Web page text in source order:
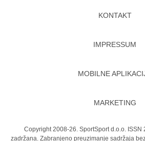
KONTAKT
IMPRESSUM
MOBILNE
MARKETING
Copyright 2008-26. SportSport d.o.o. ISSN
zadržana. Zabranjeno preuzimanje sadržaja